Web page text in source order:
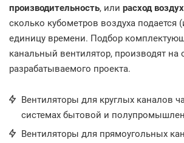
производительность, или расход
сколько кубометров воздуха подается
единицу времени. Подбор
канальный вентилятор, производят на
разрабатываемого проекта.
Вентиляторы для круглых каналов
системах бытовой и
Вентиляторы для прямоугольных